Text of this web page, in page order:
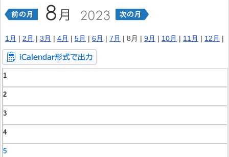
1月 | 2月 | 3月 | 4月 | 5月 | 6月 | 7月 | 8月 | 9月 | 10月 | 11月 | 12月 |
1
2
3
4
5